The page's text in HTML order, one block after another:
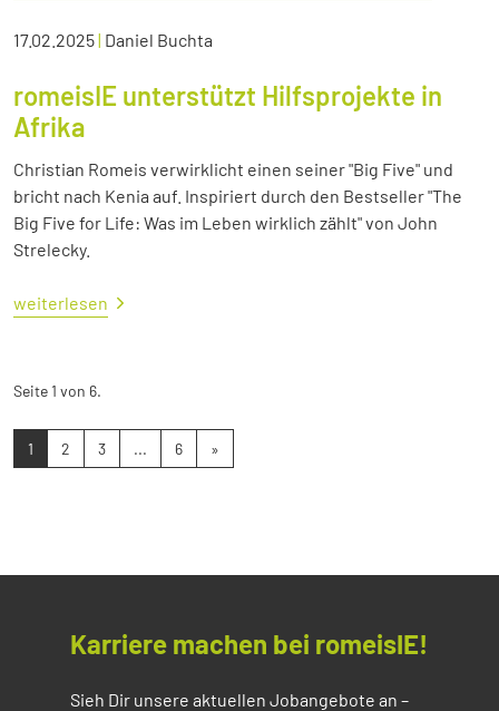
17.02.2025| Daniel Buchta
romeisIE unterstützt Hilfsprojekte in
Afrika
Christian Romeis verwirklicht einen seiner "Big Five" und
bricht nach Kenia auf. Inspiriert durch den Bestseller "The
Big Five for Life: Was im Leben wirklich zählt" von John
Strelecky.
weiterlesen
Seite 1 von 6.
1 2 3 ... 6 »
Karriere machen bei romeisIE!
Sieh Dir unsere aktuellen Jobangebote an –